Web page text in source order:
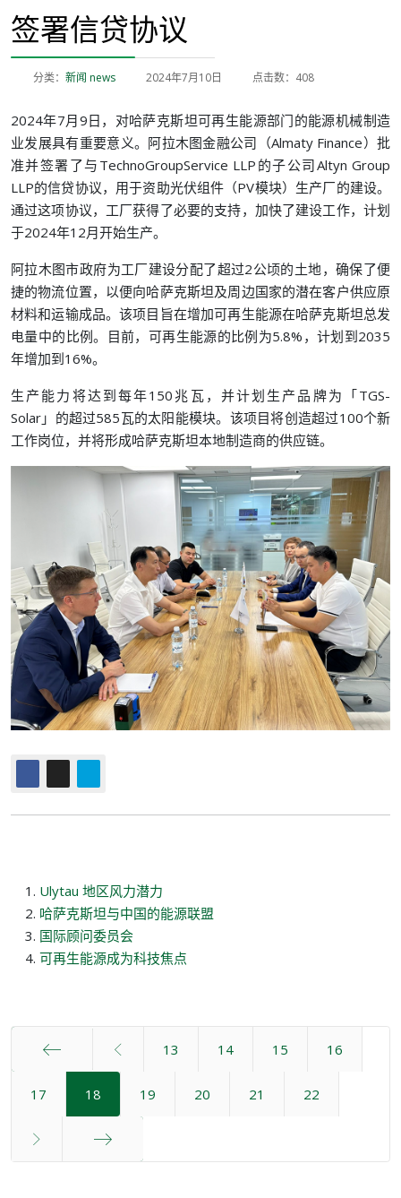
签署信贷协议
分类： 新闻 news 2024年7月10日 点击数：408
2024年7月9日，对哈萨克斯坦可再生能源部门的能源机械制造
业发展具有重要意义。阿拉木图金融公司（Almaty Finance）批
准并签署了与TechnoGroupService LLP的子公司Altyn Group
LLP的信贷协议，用于资助光伏组件（PV模块）生产厂的建设。
通过这项协议，工厂获得了必要的支持，加快了建设工作，计划
于2024年12月开始生产。
阿拉木图市政府为工厂建设分配了超过2公顷的土地，确保了便
捷的物流位置，以便向哈萨克斯坦及周边国家的潜在客户供应原
材料和运输成品。该项目旨在增加可再生能源在哈萨克斯坦总发
电量中的比例。目前，可再生能源的比例为5.8%，计划到2035
年增加到16%。
生产能力将达到每年150兆瓦，并计划生产品牌为「TGS-
Solar」的超过585瓦的太阳能模块。该项目将创造超过100个新
工作岗位，并将形成哈萨克斯坦本地制造商的供应链。
Ulytau 地区风力潜力
哈萨克斯坦与中国的能源联盟
国际顾问委员会
可再生能源成为科技焦点
开始
13 14 15 16
17 18 19 20 21 22